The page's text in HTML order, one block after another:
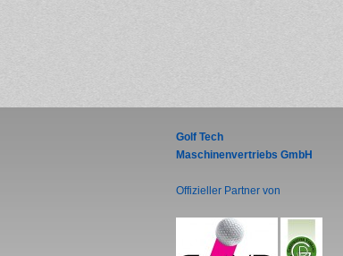
Golf Tech
Maschinenvertriebs GmbH
Offizieller Partner von